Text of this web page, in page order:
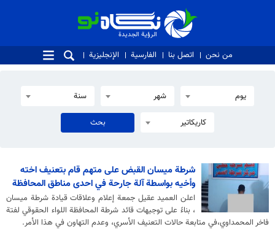
الرؤية الجديدة
الرؤية الجديدة
من نحن اتصل بنا الفارسية الإنجليزية
يوم شهر سنة
كاريكاتير
شرطة ميسان القبض على متهم قام بتعنيف اخته
وأخيه بواسطة آلة جارحة في احدى مناطق المحافظة
اعلن العميد عقيل جمعة إعلام وعلاقات قيادة شرطة ميسان
، بناءً على توجيهات قائد شرطة المحافظة اللواء الحقوقي لفتة
فاخر المحمداوي،في متابعة حالات التعنيف الأسري، وعدم التهاون في هذا الأمر.